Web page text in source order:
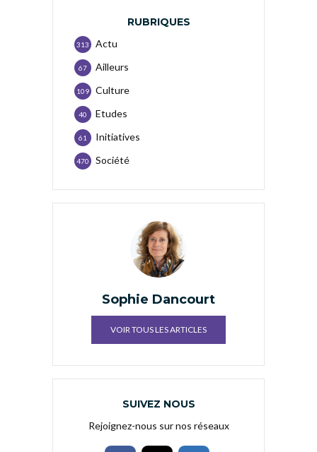
RUBRIQUES
Actu
313
Ailleurs
67
Culture
109
Etudes
40
Initiatives
61
Société
470
Sophie Dancourt
VOIR TOUS LES ARTICLES
SUIVEZ NOUS
Rejoignez-nous sur nos réseaux